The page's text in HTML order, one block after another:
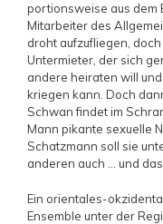
portionsweise aus dem
Mitarbeiter des
droht aufzufliegen,
Untermieter, der sich
andere heiraten will
kriegen kann. Doch
Schwan findet im
Mann pikante sexuelle
Schatzmann soll sie
anderen auch … und
Ein orientales-
Ensemble unter der